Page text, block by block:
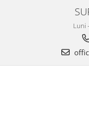
Luni